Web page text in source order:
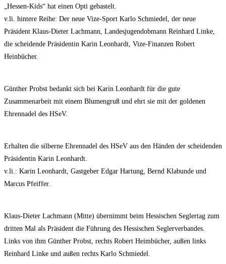
„Hessen-Kids“ hat einen Opti gebastelt.
v.li. hintere Reihe: Der neue Vize-Sport Karlo Schmiedel, der neue
Präsident Klaus-Dieter Lachmann, Landesjugendobmann Reinhard Linke,
die scheidende Präsidentin Karin Leonhardt, Vize-Finanzen Robert
Heinbücher.
Günther Probst bedankt sich bei Karin Leonhardt für die gute
Zusammenarbeit mit einem Blumengruß und ehrt sie mit der goldenen
Ehrennadel des HSeV.
Erhalten die silberne Ehrennadel des HSeV aus den Händen der scheidenden
Präsidentin Karin Leonhardt.
v.li.: Karin Leonhardt, Gastgeber Edgar Hartung, Bernd Klabunde und
Marcus Pfeiffer.
Klaus-Dieter Lachmann (Mitte) übernimmt beim Hessischen Seglertag zum
dritten Mal als Präsident die Führung des Hessischen Seglerverbandes.
Links von ihm Günther Probst, rechts Robert Heimbücher, außen links
Reinhard Linke und außen rechts Karlo Schmiedel.